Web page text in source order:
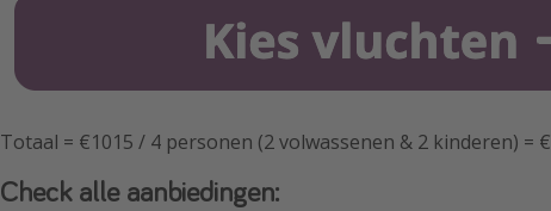
Totaal = €1015 / 4 personen (2 volwassenen & 2 kinderen) =
Check alle aanbiedingen: